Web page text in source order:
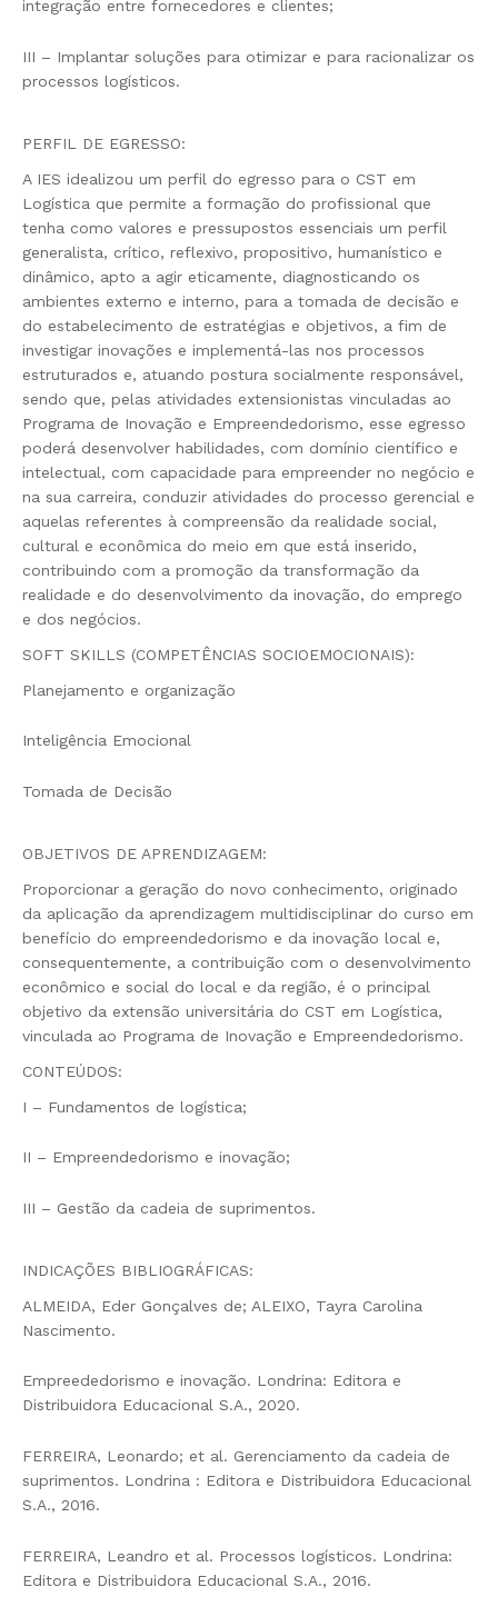
integração entre fornecedores e clientes;
III – Implantar soluções para otimizar e para racionalizar os
processos logísticos.
PERFIL DE EGRESSO:
A IES idealizou um perfil do egresso para o CST em
Logística que permite a formação do profissional que
tenha como valores e pressupostos essenciais um perfil
generalista, crítico, reflexivo, propositivo, humanístico e
dinâmico, apto a agir eticamente, diagnosticando os
ambientes externo e interno, para a tomada de decisão e
do estabelecimento de estratégias e objetivos, a fim de
investigar inovações e implementá-las nos processos
estruturados e, atuando postura socialmente responsável,
sendo que, pelas atividades extensionistas vinculadas ao
Programa de Inovação e Empreendedorismo, esse egresso
poderá desenvolver habilidades, com domínio científico e
intelectual, com capacidade para empreender no negócio e
na sua carreira, conduzir atividades do processo gerencial e
aquelas referentes à compreensão da realidade social,
cultural e econômica do meio em que está inserido,
contribuindo com a promoção da transformação da
realidade e do desenvolvimento da inovação, do emprego
e dos negócios.
SOFT SKILLS (COMPETÊNCIAS SOCIOEMOCIONAIS):
Planejamento e organização
Inteligência Emocional
Tomada de Decisão
OBJETIVOS DE APRENDIZAGEM:
Proporcionar a geração do novo conhecimento, originado
da aplicação da aprendizagem multidisciplinar do curso em
benefício do empreendedorismo e da inovação local e,
consequentemente, a contribuição com o desenvolvimento
econômico e social do local e da região, é o principal
objetivo da extensão universitária do CST em Logística,
vinculada ao Programa de Inovação e Empreendedorismo.
CONTEÚDOS:
I – Fundamentos de logística;
II – Empreendedorismo e inovação;
III – Gestão da cadeia de suprimentos.
INDICAÇÕES BIBLIOGRÁFICAS:
ALMEIDA, Eder Gonçalves de; ALEIXO, Tayra Carolina
Nascimento.
Empreededorismo e inovação. Londrina: Editora e
Distribuidora Educacional S.A., 2020.
FERREIRA, Leonardo; et al. Gerenciamento da cadeia de
suprimentos. Londrina : Editora e Distribuidora Educacional
S.A., 2016.
FERREIRA, Leandro et al. Processos logísticos. Londrina:
Editora e Distribuidora Educacional S.A., 2016.